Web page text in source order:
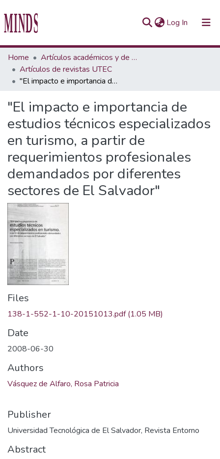
Log In (current)
Communities & Collections
All of Repository UTEC
Home
Artículos académicos y de opinión
Artículos de revistas UTEC
"El impacto e importancia de estudios técnicos especializados en turismo, a partir de requerimientos profesionales demandados por diferentes sectores de El Salvador"
"El impacto e importancia de
estudios técnicos especializados
en turismo, a partir de
requerimientos profesionales
demandados por diferentes
sectores de El Salvador"
Files
138-1-552-1-10-20151013.pdf(1.05 MB)
Date
2008-06-30
Authors
Vásquez de Alfaro, Rosa Patricia
Publisher
Universidad Tecnológica de El Salvador, Revista Entorno
Abstract